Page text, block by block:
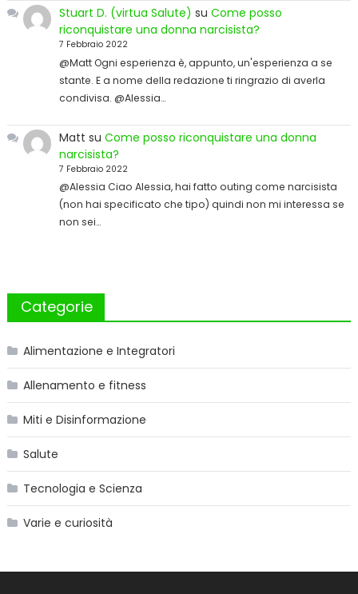
Stuart D. (virtua Salute) suCome posso
riconquistare una donna narcisista?
7 Febbraio 2022
@Matt Ogni esperienza è, appunto, un'esperienza a se
stante. E a nome della redazione ti ringrazio di averla
condivisa. @Alessia…
Matt suCome posso riconquistare una donna
narcisista?
7 Febbraio 2022
@Alessia Ciao Alessia, hai fatto outing come narcisista
(non hai specificato che tipo) quindi non mi interessa se
non sei…
Categorie
Alimentazione e Integratori
Allenamento e fitness
Miti e Disinformazione
Salute
Tecnologia e Scienza
Varie e curiosità